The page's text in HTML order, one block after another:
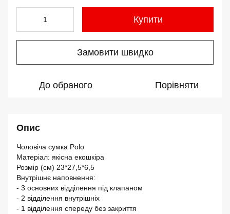
Купити
Замовити швидко
До обраного Порівняти
Опис
Чоловіча сумка Polo
Матеріал: якісна екошкіра
Розмір (см) 23*27,5*6,5
Внутрішнє наповнення:
- 3 основних відділення під клапаном
- 2 відділення внутрішніх
- 1 відділення спереду без закриття